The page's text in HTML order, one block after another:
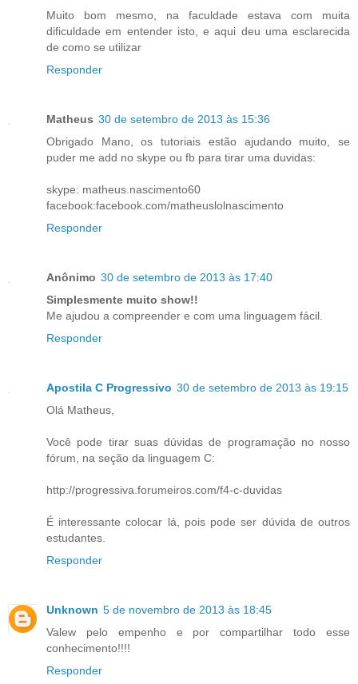
Muito bom mesmo, na faculdade estava com muita
dificuldade em entender isto, e aqui deu uma esclarecida
de como se utilizar
Responder
Matheus 30 de setembro de 2013 às 15:36
Obrigado Mano, os tutoriais estão ajudando muito, se
puder me add no skype ou fb para tirar uma duvidas:
skype: matheus.nascimento60
facebook:facebook.com/matheuslolnascimento
Responder
Anônimo 30 de setembro de 2013 às 17:40
Simplesmente muito show!!
Me ajudou a compreender e com uma linguagem fácil.
Responder
Apostila C Progressivo 30 de setembro de 2013 às 19:15
Olá Matheus,
Você pode tirar suas dúvidas de programação no nosso
fórum, na seção da linguagem C:
http://progressiva.forumeiros.com/f4-c-duvidas
É interessante colocar lá, pois pode ser dúvida de outros
estudantes.
Responder
Unknown 5 de novembro de 2013 às 18:45
Valew pelo empenho e por compartilhar todo esse
conhecimento!!!!
Responder